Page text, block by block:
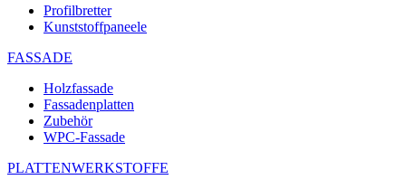
Profilbretter
Kunststoffpaneele
FASSADE
Holzfassade
Fassadenplatten
Zubehör
WPC-Fassade
PLATTENWERKSTOFFE